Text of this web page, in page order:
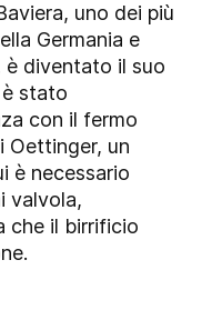
uno dei più
Germania e
è diventato il suo
stato
con il fermo
Oettinger, un
è necessario
valvola,
che il birrificio